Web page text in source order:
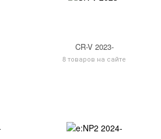
CR-V 2023-
8 товаров на сайте